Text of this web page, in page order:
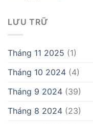
LƯU TRỮ
Tháng 11 2025 (1)
Tháng 10 2024 (4)
Tháng 9 2024 (39)
Tháng 8 2024 (23)